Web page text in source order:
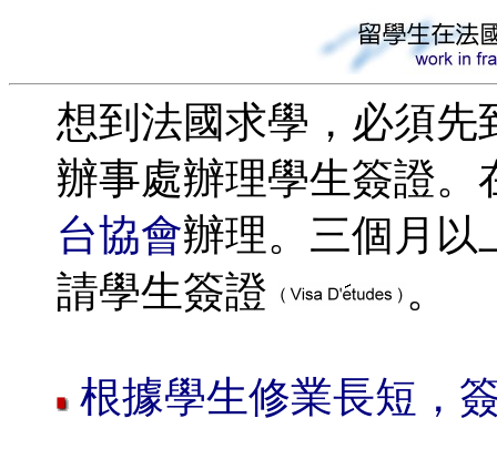
想到法國求學，必須
辦事處辦理學生簽證。
台協會辦理。三個月以
請學生簽證
。
根據學生修業長短，